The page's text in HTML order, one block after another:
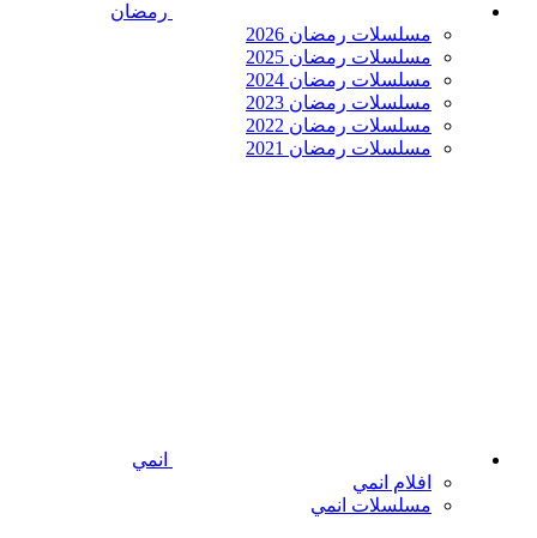
رمضان
مسلسلات رمضان 2026
مسلسلات رمضان 2025
مسلسلات رمضان 2024
مسلسلات رمضان 2023
مسلسلات رمضان 2022
مسلسلات رمضان 2021
انمي
افلام انمي
مسلسلات انمي